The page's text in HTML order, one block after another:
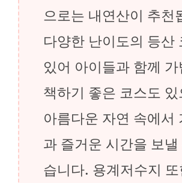
으로는 내연산이 추천
다양한 난이도의 등산
있어 아이들과 함께
책하기 좋은 코스도 있
아름다운 자연 속에서
과 즐거운 시간을 보낼
습니다. 용계저수지